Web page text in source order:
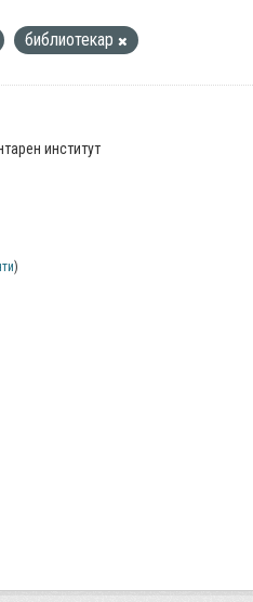
библиотекар
институт
)